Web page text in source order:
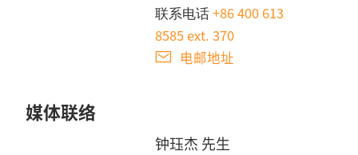
联系电话 +86 400 613
8585 ext. 370
电邮地址
媒体联络
钟珏杰 先生